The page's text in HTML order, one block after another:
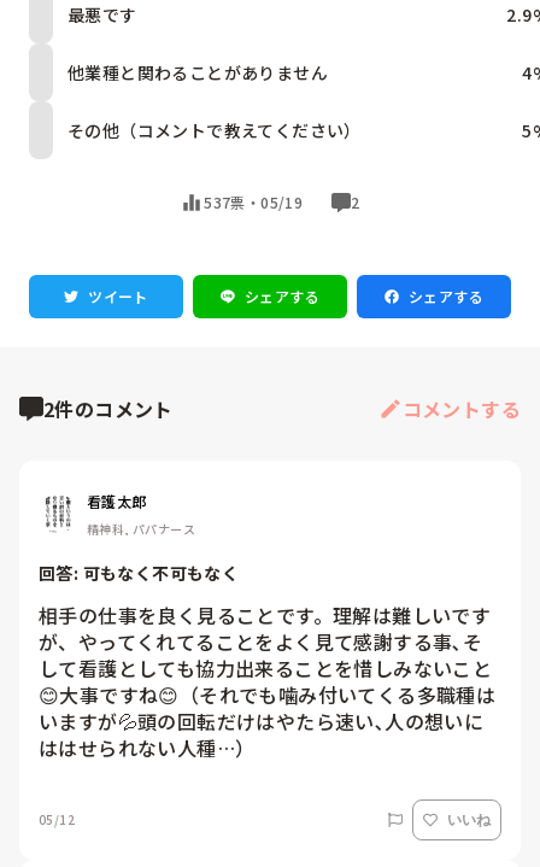
最悪です 2.9
他業種と関わることがありません 4
その他（コメントで教えてください） 5
537票・05/19 2
ツイート シェアする シェアする
2件のコメント コメントする
看護太郎
精神科, パパナース
回答: 可もなく不可もなく
相手の仕事を良く見ることです。理解は難しいです
が、やってくれてることをよく見て感謝する事､そ
して看護としても協力出来ることを惜しみないこと
😊大事ですね😊（それでも噛み付いてくる多職種は
いますが💦頭の回転だけはやたら速い､人の想いに
ははせられない人種…）
05/12 いいね